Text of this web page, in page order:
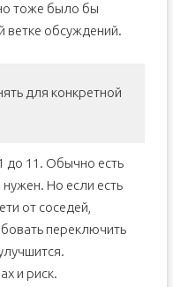
тоже было бы
ветке обсуждений.
для конкретной
до 11. Обычно есть
Но если есть
от соседей,
переключить
и риск.